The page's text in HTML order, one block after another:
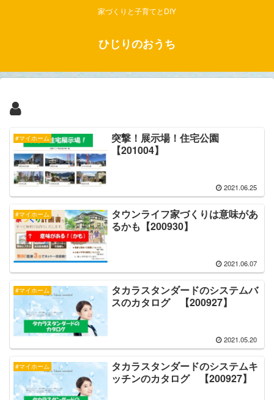
家づくりと子育てとDIY
ひじりのおうち
#マイホーム
突撃！展示場！住宅公園
【201004】
2021.06.25
#マイホーム
タウンライフ家づくりは意味があ
るかも【200930】
2021.06.07
#マイホーム
タカラスタンダードのシステムバ
スのカタログ 【200927】
2021.05.20
#マイホーム
タカラスタンダードのシステムキ
ッチンのカタログ 【200927】